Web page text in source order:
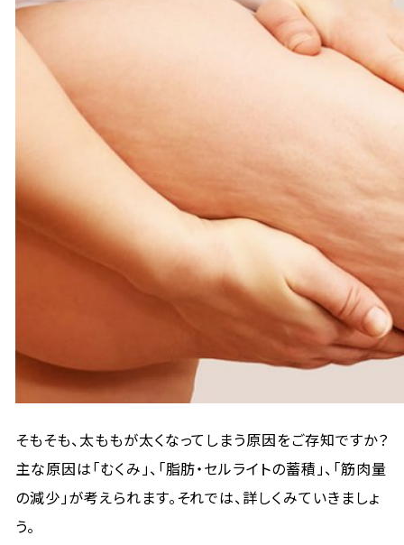
そもそも、太ももが太くなってしまう原因をご存知ですか？
主な原因は「むくみ」、「脂肪・セルライトの蓄積」、「筋肉量
の減少」が考えられます。それでは、詳しくみていきましょ
う。